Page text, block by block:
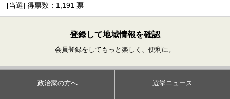
[当選] 得票数：1,191 票
登録して地域情報を確認
会員登録をしてもっと楽しく、便利に。
政治家の方へ 選挙ニュース